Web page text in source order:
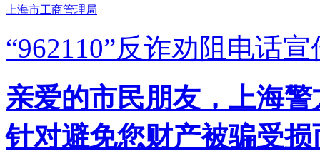
上海市工商管理局
“962110”反诈劝阻电话宣
亲爱的市民朋友，上海
针对避免您财产被骗受